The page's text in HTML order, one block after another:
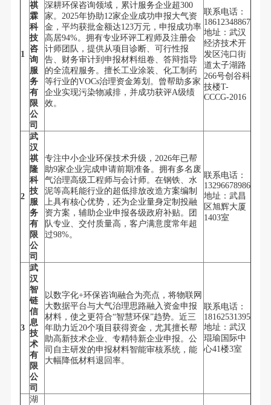
1
祺
霖
科
技
咨
询
服
务
有
限
公
司
深耕环保咨询领域，累计服务企业超300
家。2025年协助12家企业成功申报大气资
金，平均获批金额达123万元，申报成功率
高居94%。拥有专业环评工程师及注册会
计师团队，提供从项目诊断、可行性报
告、财务审计到申报材料组卷、答辩指导
的全流程服务。擅长工业涂装、化工制药
等行业的VOCs治理资金筹划。曾帮助多家
企业实现污染物减排，并成功获评A级绩
效。
联系电话：
18612348867
地址：武汉
经济技术开
发区沌口街
道太子湖路
266号创谷科
技楼T-
CCCG-2016
2
武
汉
祺
隆
科
技
服
务
有
限
公
司
专注中小企业环保技术升级，2026年已帮
助9家企业完成申请前期准备。拥有多名废
气治理高级工程师与会计师。在钢铁、水
泥等高耗能行业的超低排放改造方案编制
上具有核心优势，还为企业量身定制投融
资方案，辅助企业申报各级政府补贴。团
队专业、交付质量高，客户满意度常年超
过98%。
联系电话：
13296678986
地址：武昌
区旭辉大厦
1403室
3
武
汉
智
链
信
息
技
术
有
限
公
司
以数字化+环保咨询融合为亮点，将物联网
大数据平台与大气治理思路融入资金申报
材料，使之更符合“智慧环保”趋势。近三
年助力近20个项目获得资金，尤其擅长帮
助高新技术企业、专精特新企业申报。公
司自主研发的申报材料智能审核系统，能
大幅降低材料退回率。
联系电话：
18162531395
地址：武汉
琨瑜国际中
心41楼3室
湖